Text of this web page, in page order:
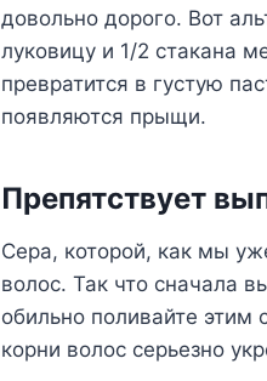
довольно дорого. Вот
луковицу и 1/2 стакана
превратится в густую
появляются прыщи.
Препятствует
Сера, которой, как мы
волос. Так что сначала
обильно поливайте этим
корни волос серьезно